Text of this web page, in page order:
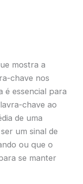
mostra a
chave nos
é essencial para
chave ao
de uma
um sinal de
ou que o
se manter